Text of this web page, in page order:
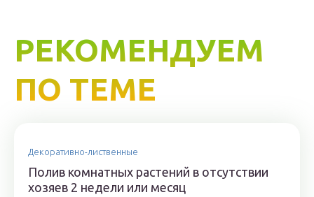
РЕКОМЕНДУЕМ
ПО ТЕМЕ
Декоративно-лиственные
Полив комнатных растений в отсутствии
хозяев 2 недели или месяц